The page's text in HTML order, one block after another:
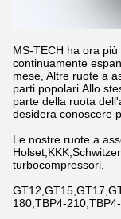
MS-TECH ha ora
continuamente
mese, Altre ruote a
parti popolari.Allo
parte della ruota
desidera conoscere
Le nostre ruote a
turbocompressori.
180,TBP4-